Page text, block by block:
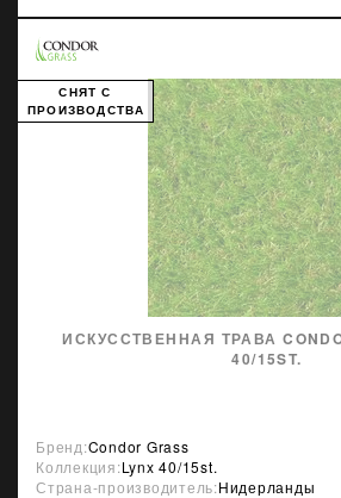
ИСКУССТВЕННАЯ ТРАВА
40/15ST.
СНЯТ С
ПРОИЗВОДСТВА
Бренд:Condor Grass
Коллекция:Lynx 40/15st.
Страна-производитель:Нидерланды